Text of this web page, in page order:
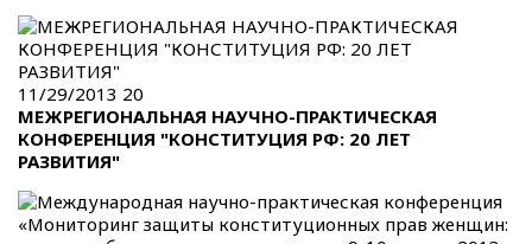
11/29/2013 20
МЕЖРЕГИОНАЛЬНАЯ НАУЧНО-ПРАКТИЧЕСКАЯ
КОНФЕРЕНЦИЯ "КОНСТИТУЦИЯ РФ: 20 ЛЕТ
РАЗВИТИЯ"